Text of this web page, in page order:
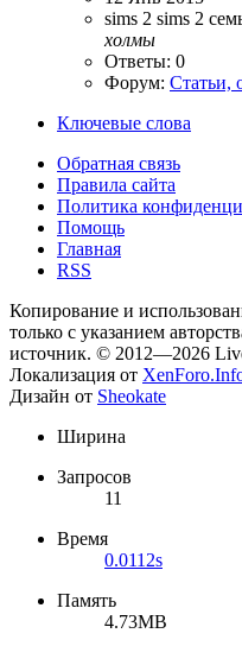
sims 2 sims 2
холмы
Ответы: 0
Форум: Статьи,
Ключевые слова
Обратная связь
Правила сайта
Политика
Помощь
Главная
RSS
Копирование и
только с указанием
источник. © 2012—2026
Локализация от
Дизайн от Sheokate
Ширина
Запросов
11
Время
0.0112s
Память
4.73MB